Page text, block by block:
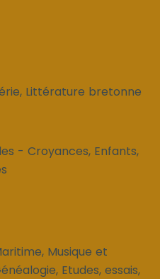
Littérature bretonne
- Croyances, Enfants,
Musique et
Etudes, essais,